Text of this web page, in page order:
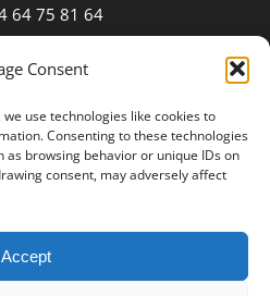
Consent
use technologies like cookies to
Consenting to these technologies
as browsing behavior or unique IDs on
consent, may adversely affect
Accept
64 75 81 64
carla.nl
carla.nl
2012 -